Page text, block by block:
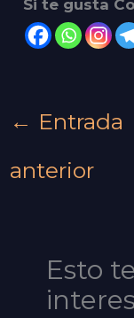
Si te gusta
← Entrada
anterior
Esto